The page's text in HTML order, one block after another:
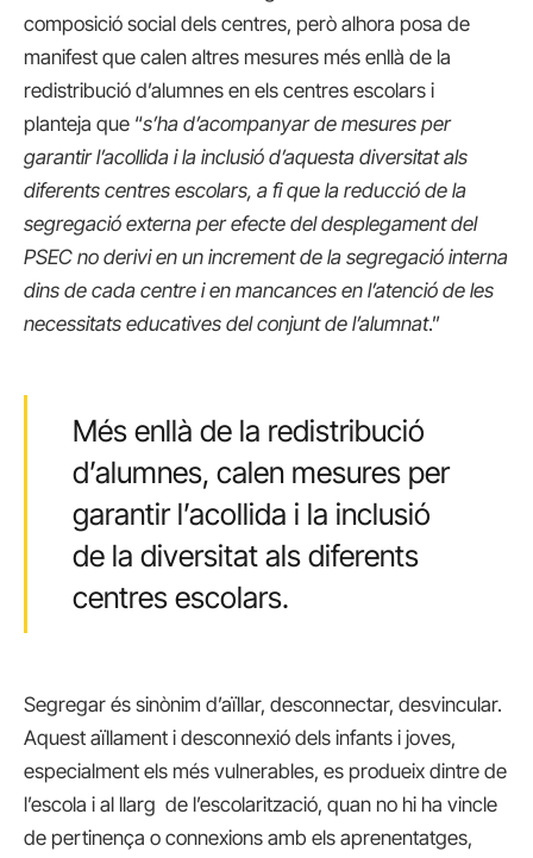
composició social dels centres, però alhora posa de
manifest que calen altres mesures més enllà de la
redistribució d’alumnes en els centres escolars i
planteja que “s’ha d’acompanyar de mesures per
garantir l’acollida i la inclusió d’aquesta diversitat als
diferents centres escolars, a fi que la reducció de la
segregació externa per efecte del desplegament del
PSEC no derivi en un increment de la segregació interna
dins de cada centre i en mancances en l’atenció de les
necessitats educatives del conjunt de l’alumnat.”
Més enllà de la redistribució
d’alumnes, calen mesures per
garantir l’acollida i la inclusió
de la diversitat als diferents
centres escolars.
Segregar és sinònim d’aïllar, desconnectar, desvincular.
Aquest aïllament i desconnexió dels infants i joves,
especialment els més vulnerables, es produeix dintre de
l’escola i al llarg de l’escolarització, quan no hi ha vincle
de pertinença o connexions amb els aprenentatges,